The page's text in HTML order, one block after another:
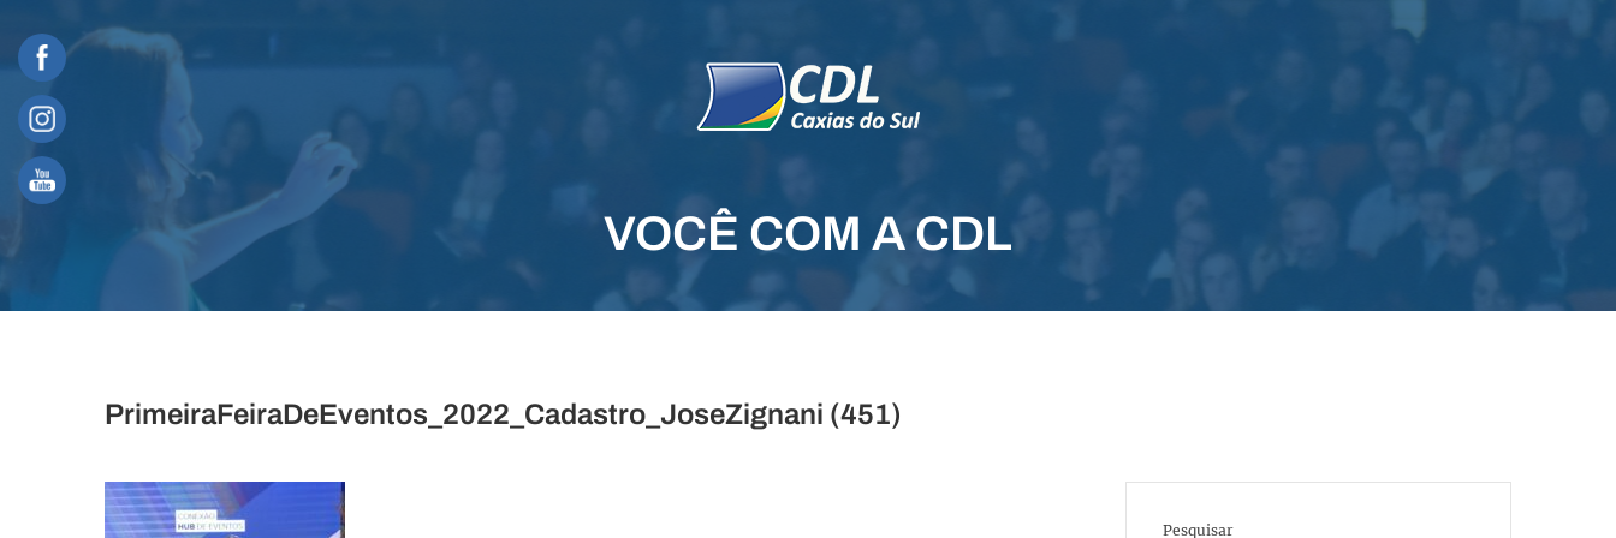
content
VOCÊ COM A CDL
PrimeiraFeiraDeEventos_2022_Cadastro_JoseZignani (451)
Pesquisar